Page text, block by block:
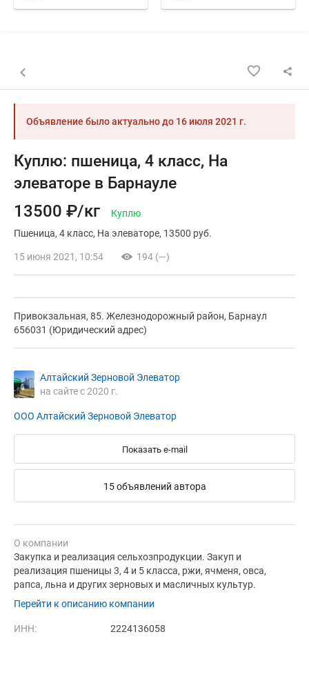
Назад к списку объявлений
Объявление было актуально до 16 июля 2021 г.
Куплю: пшеница, 4 класс, На
элеваторе в Барнауле
13500 ₽/кг
Куплю
Пшеница 4 класс На элеваторе 13500 руб.
15 июня 2021, 10:54 194 (—)
Привокзальная, 85. Железнодорожный район, Барнаул
656031 (Юридический адрес)
Алтайский Зерновой Элеватор
на сайте с 2020 г.
ООО Алтайский Зерновой Элеватор
Показать e-mail
15 объявлений автора
О компании
Закупка и реализация сельхозпродукции. Закуп и
реализация пшеницы 3, 4 и 5 класса, ржи, ячменя, овса,
рапса, льна и других зерновых и масличных культур.
Перейти к описанию компании
ИНН: 2224136058